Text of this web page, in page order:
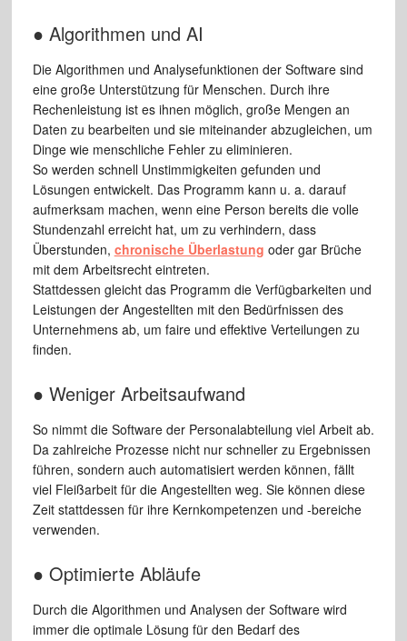
● Algorithmen und AI
Die Algorithmen und Analysefunktionen der Software sind
eine große Unterstützung für Menschen. Durch ihre
Rechenleistung ist es ihnen möglich, große Mengen an
Daten zu bearbeiten und sie miteinander abzugleichen, um
Dinge wie menschliche Fehler zu eliminieren.
So werden schnell Unstimmigkeiten gefunden und
Lösungen entwickelt. Das Programm kann u. a. darauf
aufmerksam machen, wenn eine Person bereits die volle
Stundenzahl erreicht hat, um zu verhindern, dass
Überstunden, chronische Überlastung oder gar Brüche
mit dem Arbeitsrecht eintreten.
Stattdessen gleicht das Programm die Verfügbarkeiten und
Leistungen der Angestellten mit den Bedürfnissen des
Unternehmens ab, um faire und effektive Verteilungen zu
finden.
● Weniger Arbeitsaufwand
So nimmt die Software der Personalabteilung viel Arbeit ab.
Da zahlreiche Prozesse nicht nur schneller zu Ergebnissen
führen, sondern auch automatisiert werden können, fällt
viel Fleißarbeit für die Angestellten weg. Sie können diese
Zeit stattdessen für ihre Kernkompetenzen und -bereiche
verwenden.
● Optimierte Abläufe
Durch die Algorithmen und Analysen der Software wird
immer die optimale Lösung für den Bedarf des